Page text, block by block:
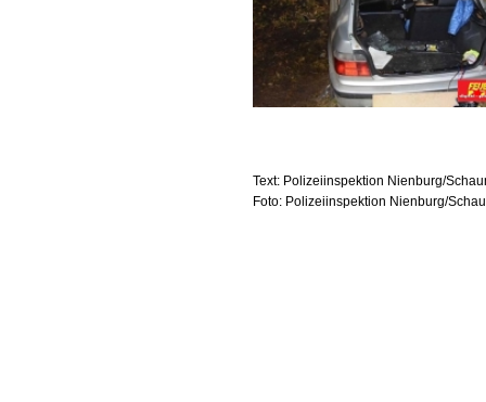
Text: Polizeiinspektion Nienburg/
Foto: Polizeiinspektion Nienburg/